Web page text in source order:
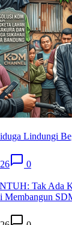
Lindungi
0
Tak Ada